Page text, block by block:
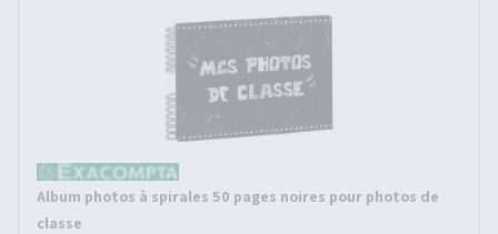
Album photos à spirales 50 pages noires pour photos de
classe